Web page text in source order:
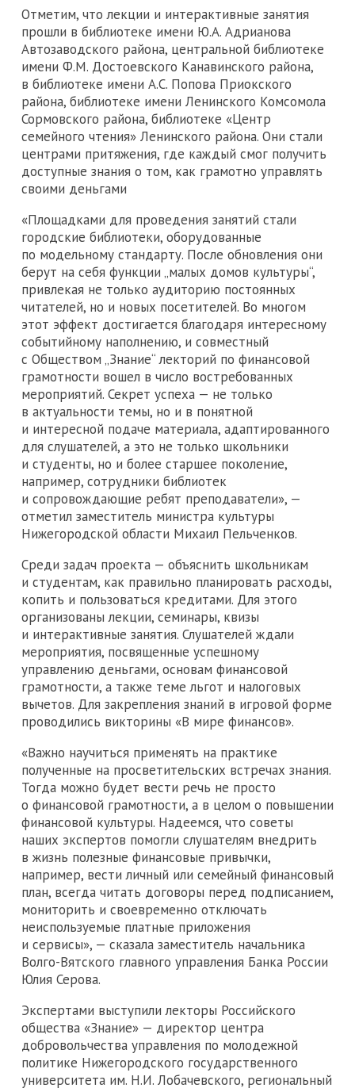
Отметим, что лекции и интерактивные занятия
прошли в библиотеке имени Ю.А. Адрианова
Автозаводского района, центральной библиотеке
имени Ф.М. Достоевского Канавинского района,
в библиотеке имени А.С. Попова Приокского
района, библиотеке имени Ленинского Комсомола
Сормовского района, библиотеке «Центр
семейного чтения» Ленинского района. Они стали
центрами притяжения, где каждый смог получить
доступные знания о том, как грамотно управлять
своими деньгами
«Площадками для проведения занятий стали
городские библиотеки, оборудованные
по модельному стандарту. После обновления они
берут на себя функции „малых домов культуры“,
привлекая не только аудиторию постоянных
читателей, но и новых посетителей. Во многом
этот эффект достигается благодаря интересному
событийному наполнению, и совместный
с Обществом „Знание“ лекторий по финансовой
грамотности вошел в число востребованных
мероприятий. Секрет успеха — не только
в актуальности темы, но и в понятной
и интересной подаче материала, адаптированного
для слушателей, а это не только школьники
и студенты, но и более старшее поколение,
например, сотрудники библиотек
и сопровождающие ребят преподаватели», —
отметил заместитель министра культуры
Нижегородской области Михаил Пельченков.
Среди задач проекта — объяснить школьникам
и студентам, как правильно планировать расходы,
копить и пользоваться кредитами. Для этого
организованы лекции, семинары, квизы
и интерактивные занятия. Слушателей ждали
мероприятия, посвященные успешному
управлению деньгами, основам финансовой
грамотности, а также теме льгот и налоговых
вычетов. Для закрепления знаний в игровой форме
проводились викторины «В мире финансов».
«Важно научиться применять на практике
полученные на просветительских встречах знания.
Тогда можно будет вести речь не просто
о финансовой грамотности, а в целом о повышении
финансовой культуры. Надеемся, что советы
наших экспертов помогли слушателям внедрить
в жизнь полезные финансовые привычки,
например, вести личный или семейный финансовый
план, всегда читать договоры перед подписанием,
мониторить и своевременно отключать
неиспользуемые платные приложения
и сервисы», — сказала заместитель начальника
Волго-Вятского главного управления Банка России
Юлия Серова.
Экспертами выступили лекторы Российского
общества «Знание» — директор центра
добровольчества управления по молодежной
политике Нижегородского государственного
университета им. Н.И. Лобачевского, региональный